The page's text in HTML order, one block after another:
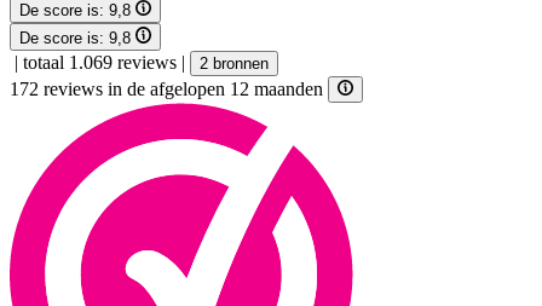
De score is: 9,8
De score is: 9,8
| totaal 1.069 reviews | 2 bronnen
172 reviews in de afgelopen 12 maanden